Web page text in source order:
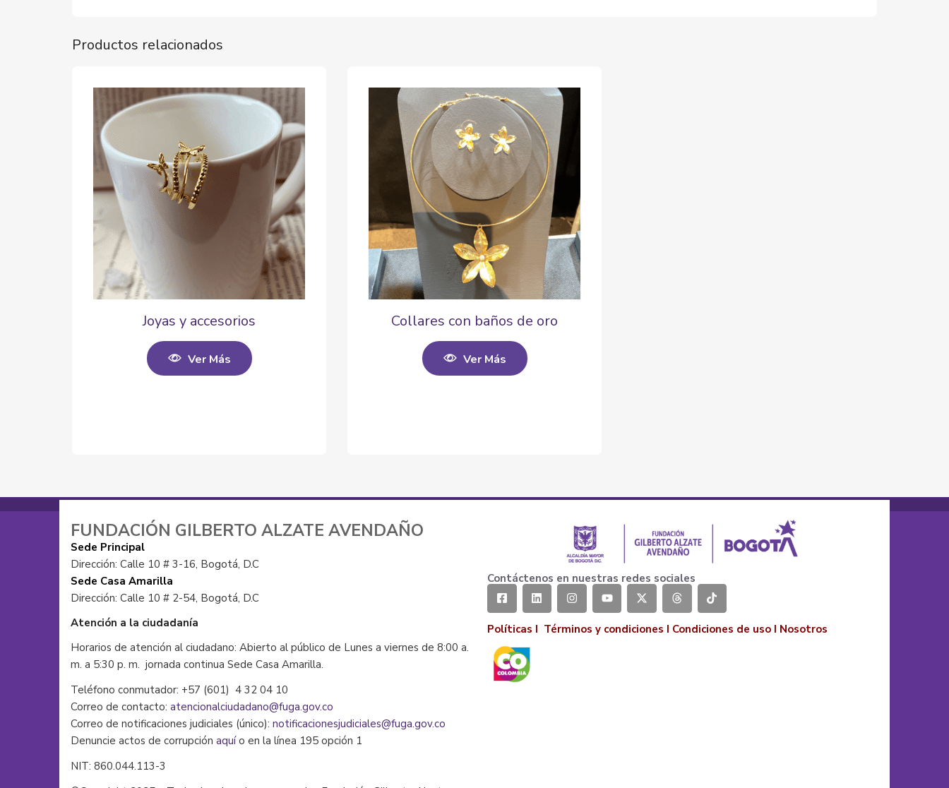
Productos relacionados
Joyas y accesorios
Ver Más
Collares con baños de oro
Ver Más
FUNDACIÓN GILBERTO ALZATE AVENDAÑO
Sede Principal
Dirección: Calle 10 # 3-16, Bogotá, D.C
Sede Casa Amarilla
Dirección: Calle 10 # 2-54, Bogotá, D.C
Atención a la ciudadanía
Horarios de atención al ciudadano: Abierto al público de Lunes a viernes de 8:00 a.
m. a 5:30 p. m. jornada continua Sede Casa Amarilla.
Teléfono conmutador: +57 (601) 4 32 04 10
Correo de contacto: atencionalciudadano@fuga.gov.co
Correo de notificaciones judiciales (único): notificacionesjudiciales@fuga.gov.co
Denuncie actos de corrupción aquío en la línea 195 opción 1
NIT: 860.044.113-3
Contáctenos en nuestras redes sociales
Políticas I Términos y condiciones I Condiciones de uso I Nosotros